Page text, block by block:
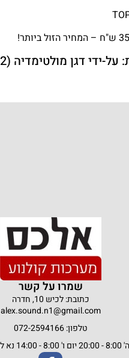
ידי דגן מולטימדיה (12 חודשים)
שמרו על קשר
כתובת: לכיש 10, חדרה
alex.sound.n1@gmail.com
טלפון: 072-2594166
מראש